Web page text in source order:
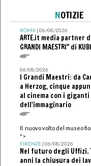
NOTIZIE
ROMA| 06/08/2026
ARTE.it media partner
GRANDI MAESTRI" di
06/08/2026
I Grandi Maestri: da
a Herzog, cinque
al cinema con i giganti
dell'immaginario
Il nuovo volto del museo
">
FIRENZE| 06/08/2026
Nel futuro degli Uffizi.
anni la chiusura dei